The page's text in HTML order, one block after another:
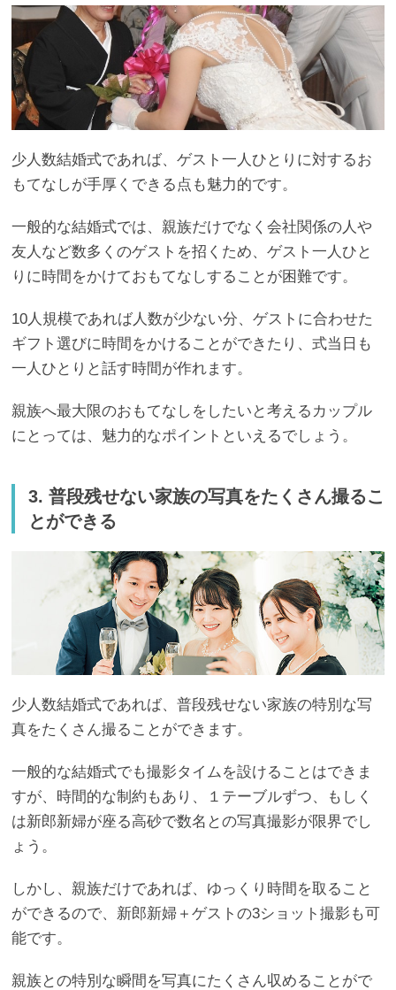
少人数結婚式であれば、ゲスト一人ひとりに対するお
もてなしが手厚くできる点も魅力的です。
一般的な結婚式では、親族だけでなく会社関係の人や
友人など数多くのゲストを招くため、ゲスト一人ひと
りに時間をかけておもてなしすることが困難です。
10人規模であれば人数が少ない分、ゲストに合わせた
ギフト選びに時間をかけることができたり、式当日も
一人ひとりと話す時間が作れます。
親族へ最大限のおもてなしをしたいと考えるカップル
にとっては、魅力的なポイントといえるでしょう。
3. 普段残せない家族の写真をたくさん撮るこ
とができる
少人数結婚式であれば、普段残せない家族の特別な写
真をたくさん撮ることができます。
一般的な結婚式でも撮影タイムを設けることはできま
すが、時間的な制約もあり、１テーブルずつ、もしく
は新郎新婦が座る高砂で数名との写真撮影が限界でし
ょう。
しかし、親族だけであれば、ゆっくり時間を取ること
ができるので、新郎新婦＋ゲストの3ショット撮影も可
能です。
親族との特別な瞬間を写真にたくさん収めることがで